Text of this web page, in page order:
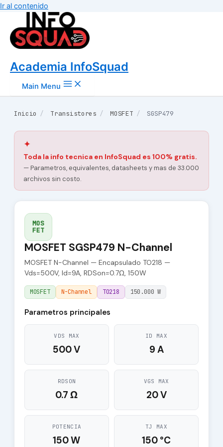
Ir al contenido
Academia InfoSquad
Main Menu
Inicio / Transistores / MOSFET / SGSP479
✦
Toda la info tecnica en InfoSquad es 100% gratis.
— Parametros, equivalentes, datasheets y mas de 33.000
archivos sin costo.
MOS
FET
MOSFET SGSP479 N-Channel
MOSFET N-Channel — Encapsulado TO218 —
Vds=500V, Id=9A, RDSon=0.7Ω, 150W
MOSFET N-Channel TO218 150.000 W
Parametros principales
VDS MAX
500 V
ID MAX
9 A
RDSON
0.7 Ω
VGS MAX
20 V
POTENCIA
150 W
TJ MAX
150 °C